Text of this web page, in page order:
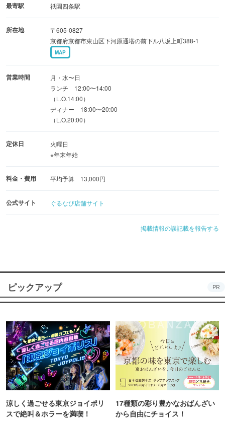
最寄駅 祇園四条駅
所在地
〒605-0827
京都府京都市東山区下河原通塔の前下ル八坂上町388-1
MAP
営業時間
月・水〜日
ランチ 12:00〜14:00
（L.O.14:00）
ディナー 18:00〜20:00
（L.O.20:00）
定休日
火曜日
※年末年始
料金・費用 平均予算 13,000円
公式サイト ぐるなび店舗サイト
掲載情報の誤記載を報告する
ピックアップ PR
涼しく過ごせる東京ジョイポリ
スで絶叫＆ホラーを満喫！
17種類の彩り豊かなおばんざい
から自由にチョイス！